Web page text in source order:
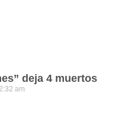
deja 4 muertos
am